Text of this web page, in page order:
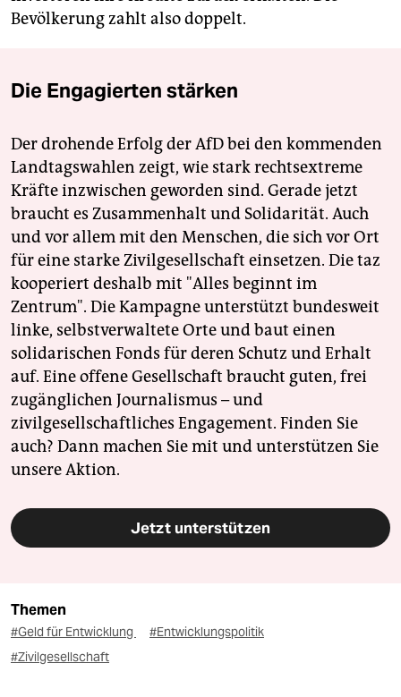
Bevölkerung zahlt also doppelt.
Die Engagierten stärken
Der drohende Erfolg der AfD bei den kommenden
Landtagswahlen zeigt, wie stark rechtsextreme
Kräfte inzwischen geworden sind. Gerade jetzt
braucht es Zusammenhalt und Solidarität. Auch
und vor allem mit den Menschen, die sich vor Ort
für eine starke Zivilgesellschaft einsetzen. Die taz
kooperiert deshalb mit "Alles beginnt im
Zentrum". Die Kampagne unterstützt bundesweit
linke, selbstverwaltete Orte und baut einen
solidarischen Fonds für deren Schutz und Erhalt
auf. Eine offene Gesellschaft braucht guten, frei
zugänglichen Journalismus – und
zivilgesellschaftliches Engagement. Finden Sie
auch? Dann machen Sie mit und unterstützen Sie
unsere Aktion.
Jetzt unterstützen
Themen
#Geld für Entwicklung
#Entwicklungspolitik
#Zivilgesellschaft